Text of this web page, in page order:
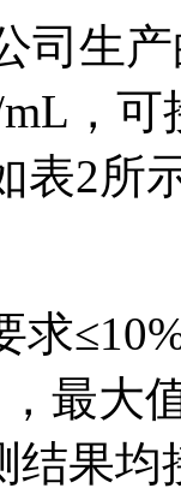
司生产
，
表2所
求
最大
结果